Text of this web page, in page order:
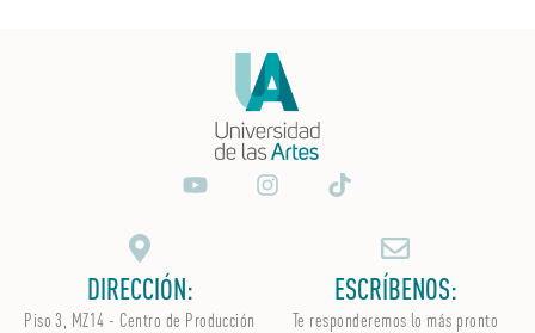
DIRECCIÓN:
Piso 3, MZ14 - Centro de Producción
ESCRÍBENOS:
Te responderemos lo más pronto